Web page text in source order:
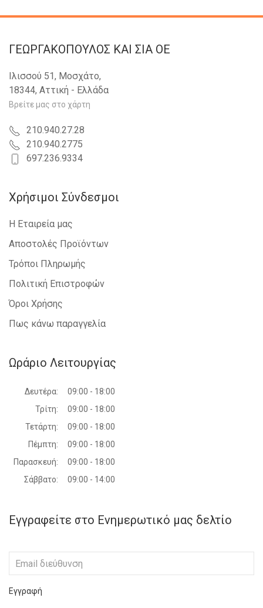
ΓΕΩΡΓΑΚΟΠΟΥΛΟΣ KAI ΣΙΑ OE
Ιλισσού 51, Μοσχάτο,
18344, Αττική - Ελλάδα
Βρείτε μας στο χάρτη
210.940.27.28
210.940.2775
697.236.9334
Χρήσιμοι Σύνδεσμοι
Η Εταιρεία μας
Αποστολές Προϊόντων
Τρόποι Πληρωμής
Πολιτική Επιστροφών
Όροι Χρήσης
Πως κάνω παραγγελία
Ωράριο Λειτουργίας
Δευτέρα:
09:00 - 18:00
Τρίτη:
09:00 - 18:00
Τετάρτη:
09:00 - 18:00
Πέμπτη:
09:00 - 18:00
Παρασκευή:
09:00 - 18:00
Σάββατο:
09:00 - 14:00
Εγγραφείτε στο Ενημερωτικό μας δελτίο
Εγγραφή